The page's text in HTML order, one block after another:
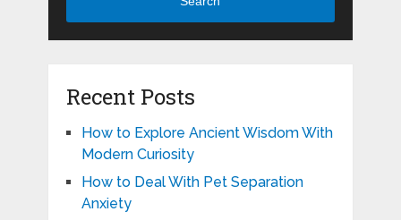
Recent Posts
How to Explore Ancient Wisdom With
Modern Curiosity
How to Deal With Pet Separation
Anxiety